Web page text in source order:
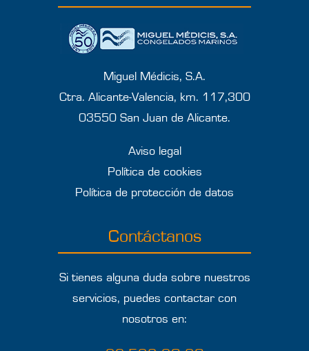
Miguel Médicis, S.A.
Ctra. Alicante-Valencia, km. 117,300
03550 San Juan de Alicante.
Aviso legal
Política de cookies
Política de protección de datos
Contáctanos
Si tienes alguna duda sobre nuestros
servicios, puedes contactar con
nosotros en: